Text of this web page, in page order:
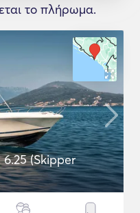
το πλήρωμα.
(Skipper